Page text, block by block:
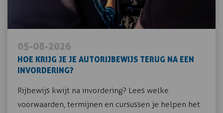
05-08-2026
HOE KRIJG JE JE AUTORIJBEWIJS TERUG NA EEN
INVORDERING?
Rijbewijs kwijt na invordering? Lees welke
voorwaarden, termijnen en cursussen je helpen het